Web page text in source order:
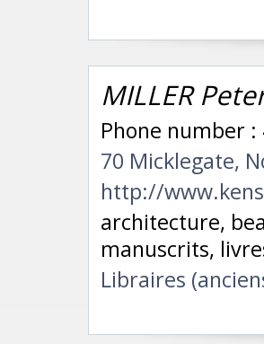
MILLER
Phone number :
70 Micklegate,
http://
architecture,
manuscrits,
Libraires